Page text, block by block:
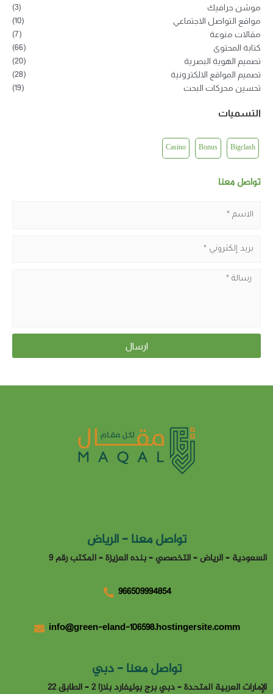
تحسين محركات البحث (19)
تصميم المواقع الالكترونية (28)
تصميم الهوية البصرية (20)
كتابة المحتوى (66)
مقالات منوعة (7)
مواقع التواصل الاجتماعي (10)
موشن جرافيك (3)
التسميات
Bigclash
Bonus
Casino
تواصل معنا
ارسال
تواصل معنا - الرياض
السعودية – الرياض – التخصصي – بنده العزيزة – المكتب رقم 9
966509994854
info@green-eland-106598.hostingersite.comm
تواصل معنا - دبي
الإمارات العربية المتحدة – دبي برج بوليفارد بلازا 2 – الطابق 22